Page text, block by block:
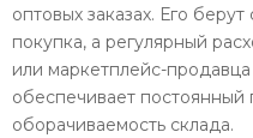
оптовых заказах. Его
покупка, а регулярный
или маркетплейс-
обеспечивает
оборачиваемость склада.